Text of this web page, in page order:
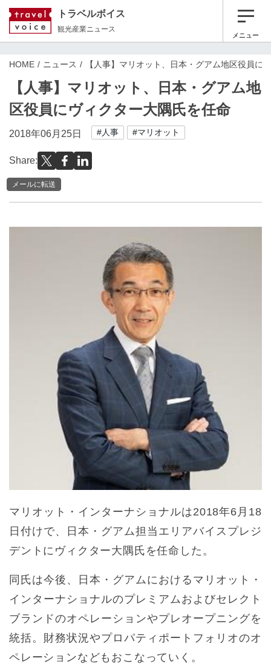
トラベルボイス
観光産業ニュース
メニュー
HOME ニュース 【人事】マリオット、日本・グアム地区役員に
【人事】マリオット、日本・グアム地
区役員にヴィクター大隅氏を任命
2018年06月25日 #人事 #マリオット
Share:
メールに転送
マリオット・インターナショナルは2018年6月18
日付けで、日本・グアム担当エリアバイスプレジ
デントにヴィクター大隅氏を任命した。
同氏は今後、日本・グアムにおけるマリオット・
インターナショナルのプレミアムおよびセレクト
ブランドのオペレーションやプレオープニングを
統括。財務状況やプロパティポートフォリオのオ
ペレーションなどもおこなっていく。